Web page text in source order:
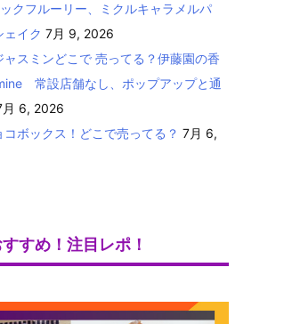
クフルーリー、ミクルキャラメルパ
ェイク 7月 9, 2026
ャスミンどこで 売ってる？伊藤園の香
常設店舗なし、ポップアップと通
月 6, 2026
コボックス！どこで売ってる？ 7月 6,
すめ！注目レポ！